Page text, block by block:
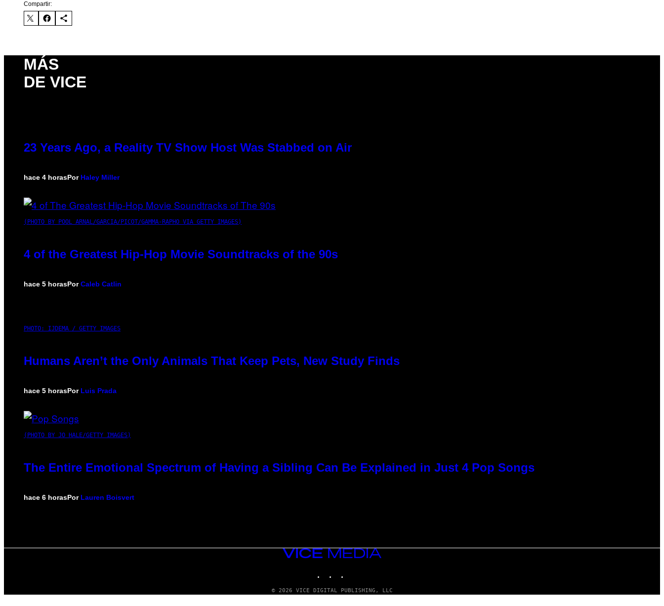
Compartir:
MÁS
DE VICE
23 Years Ago, a Reality TV Show Host Was Stabbed on Air
hace 4 horasPor Haley Miller
(PHOTO BY POOL ARNAL/GARCIA/PICOT/GAMMA-RAPHO VIA GETTY IMAGES)
4 of the Greatest Hip-Hop Movie Soundtracks of the 90s
hace 5 horasPorCaleb Catlin
PHOTO: IJDEMA / GETTY IMAGES
Humans Aren’t the Only Animals That Keep Pets, New Study Finds
hace 5 horasPor Luis Prada
(PHOTO BY JO HALE/GETTY IMAGES)
The Entire Emotional Spectrum of Having a Sibling Can Be Explained in Just 4 Pop Songs
hace 6 horasPor Lauren Boisvert
VICE
MEDIA
© 2026 VICE DIGITAL PUBLISHING, LLC